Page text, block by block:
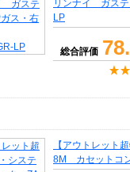
リンナイ ガス
LP
総合評価
【アウトレット
8M カセットコ